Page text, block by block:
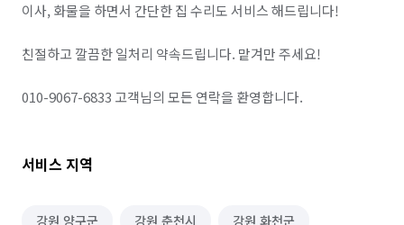
이사, 화물을 하면서 간단한 집 수리도 서비스 해드립니다!
친절하고 깔끔한 일처리 약속드립니다. 맡겨만 주세요!
010-9067-6833 고객님의 모든 연락을 환영합니다.
서비스 지역
강원 양구군 강원 춘천시 강원 화천군